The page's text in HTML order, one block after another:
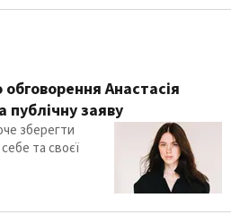
обговорення Анастасія
заяву
зберегти
та своєї